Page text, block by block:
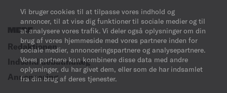
Vi bruger cookies til at tilpasse vores indhold og
annoncer, til at vise dig funktioner til sociale medier og til
at analysere vores trafik. Vi deler også oplysninger om din
brug af vores hjemmeside med vores partnere inden for
sociale medier, annonceringspartnere og analysepartnere.
Vores partnere kan kombinere disse data med andre
oplysninger, du har givet dem, eller som de har indsamlet
fra din brug af deres tjenester.
MERE
Redaktionen
Indsend debatindlæg
Annoncering